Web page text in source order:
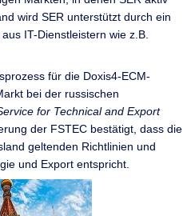
wird SER unterstützt durch ein
IT-Dienstleistern wie z.B.
für die Doxis4-ECM-
bei der russischen
for Technical and Export
der FSTEC bestätigt, dass die
geltenden Richtlinien und
und Export entspricht.